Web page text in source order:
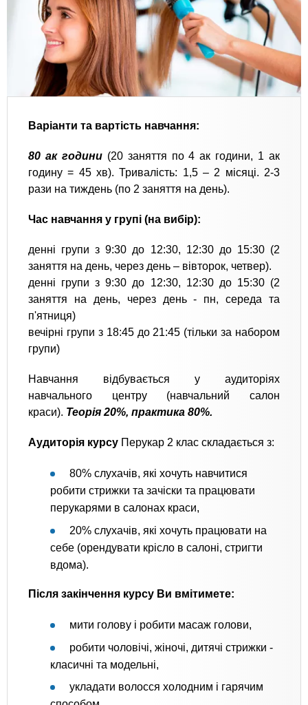
Варіанти та вартість навчання:
80 ак години(20 заняття по 4 ак години, 1 ак
годину = 45 хв). Тривалість: 1,5 – 2 місяці. 2-3
рази на тиждень (по 2 заняття на день).
Час навчання у групі (на вибір):
денні групи з 9:30 до 12:30, 12:30 до 15:30 (2
заняття на день, через день – вівторок, четвер).
денні групи з 9:30 до 12:30, 12:30 до 15:30 (2
заняття на день, через день - пн, середа та
п'ятниця)
вечірні групи з 18:45 до 21:45 (тільки за набором
групи)
Навчання відбувається у аудиторіях
навчального центру (навчальний салон
краси). Теорія 20%, практика 80%.
Аудиторія курсу Перукар 2 клас складається з:
80% слухачів, які хочуть навчитися
робити стрижки та зачіски та працювати
перукарями в салонах краси,
20% слухачів, які хочуть працювати на
себе (орендувати крісло в салоні, стригти
вдома).
Після закінчення курсу Ви вмітимете:
мити голову і робити масаж голови,
робити чоловічі, жіночі, дитячі стрижки -
класичні та модельні,
укладати волосся холодним і гарячим